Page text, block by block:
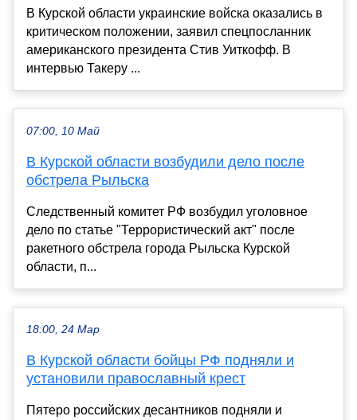
В Курской области украинские войска оказались в
критическом положении, заявил спецпосланник
американского президента Стив Уиткофф. В
интервью Такеру ...
07:00, 10 Май
В Курской области возбудили дело после
обстрела Рыльска
Следственный комитет РФ возбудил уголовное
дело по статье "Террористический акт" после
ракетного обстрела города Рыльска Курской
области, п...
18:00, 24 Мар
В Курской области бойцы РФ подняли и
установили православный крест
Пятеро российских десантников подняли и